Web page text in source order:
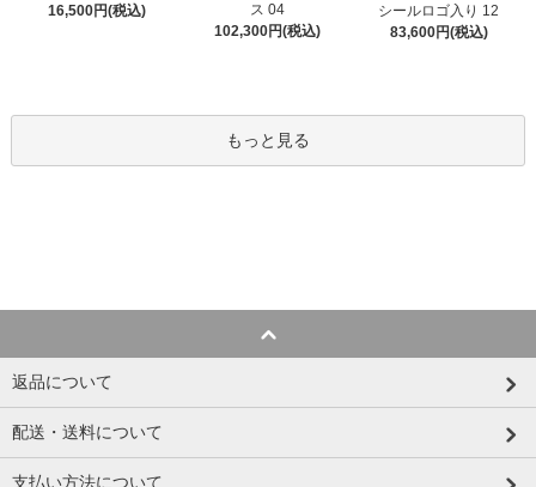
16,500円(税込)
ス 04
102,300円(税込)
シールロゴ入り 12
83,600円(税込)
もっと見る
返品について
配送・送料について
支払い方法について